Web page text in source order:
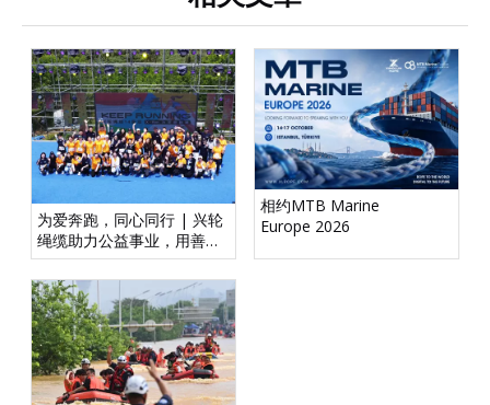
为爱奔跑，同心同行 | 兴轮
绳缆助力公益事业，用善举
承载未来
相约MTB Marine
Europe 2026